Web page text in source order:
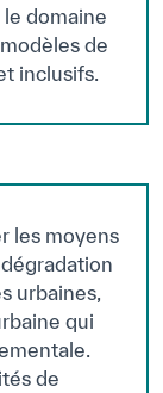
le domaine
de
inclusifs.
les moyens
urbaines,
qui
de